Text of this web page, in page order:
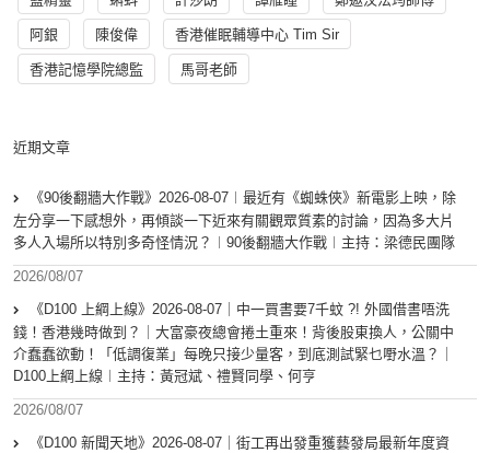
阿銀 陳俊偉 香港催眠輔導中心 Tim Sir
香港記憶學院總監 馬哥老師
近期文章
《90後翻牆大作戰》2026-08-07︱最近有《蜘蛛俠》新電影上映，除
左分享一下感想外，再傾談一下近來有關觀眾質素的討論，因為多大片
多人入場所以特別多奇怪情況？︱90後翻牆大作戰︱主持：梁德民團隊
2026/08/07
《D100 上綱上線》2026-08-07｜中一買書要7千蚊 ?! 外國借書唔洗
錢！香港幾時做到？｜大富豪夜總會捲土重來！背後股東換人，公關中
介蠢蠢欲動！「低調復業」每晚只接少量客，到底測試緊乜嘢水溫？｜
D100上綱上線︱主持：黃冠斌、禮賢同學、何亨
2026/08/07
《D100 新聞天地》2026-08-07｜街工再出發重獲藝發局最新年度資